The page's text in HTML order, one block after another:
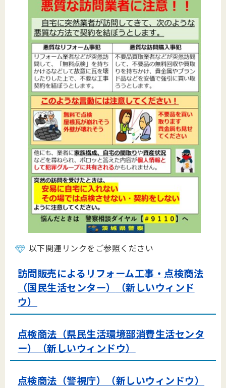
以下関連リンクをご参照ください
訪問販売によるリフォーム工事・点検商法
（国民生活センター）
（新しいウィンド
ウ）
点検商法（県民生活環境部消費生活センタ
ー）（新しいウィンドウ）
点検商法（警視庁）（新しいウィンドウ）